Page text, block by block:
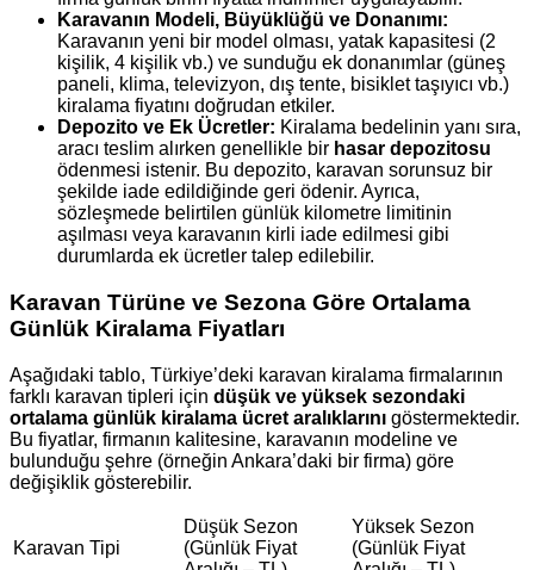
Karavanın Modeli, Büyüklüğü ve Donanımı:
Karavanın yeni bir model olması, yatak kapasitesi (2
kişilik, 4 kişilik vb.) ve sunduğu ek donanımlar (güneş
paneli, klima, televizyon, dış tente, bisiklet taşıyıcı vb.)
kiralama fiyatını doğrudan etkiler.
Depozito ve Ek Ücretler: Kiralama bedelinin yanı sıra,
aracı teslim alırken genellikle bir hasar depozitosu
ödenmesi istenir. Bu depozito, karavan sorunsuz bir
şekilde iade edildiğinde geri ödenir. Ayrıca,
sözleşmede belirtilen günlük kilometre limitinin
aşılması veya karavanın kirli iade edilmesi gibi
durumlarda ek ücretler talep edilebilir.
Karavan Türüne ve Sezona Göre Ortalama
Günlük Kiralama Fiyatları
Aşağıdaki tablo, Türkiye’deki karavan kiralama firmalarının
farklı karavan tipleri için düşük ve yüksek sezondaki
ortalama günlük kiralama ücret aralıklarını göstermektedir.
Bu fiyatlar, firmanın kalitesine, karavanın modeline ve
bulunduğu şehre (örneğin Ankara’daki bir firma) göre
değişiklik gösterebilir.
Karavan Tipi
Düşük Sezon
(Günlük Fiyat
Yüksek Sezon
(Günlük Fiyat